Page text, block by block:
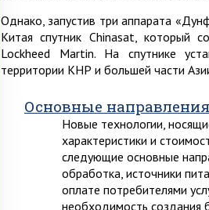
Однако, запустив три аппарата
Китая спутник Chinasat, который
Lockheed Martin. На спутнике
территории КНР и большей части
Основные
Новые технологии,
характеристики и
следующие основные
обработка, источники
оплате потребителями
необходимость создания